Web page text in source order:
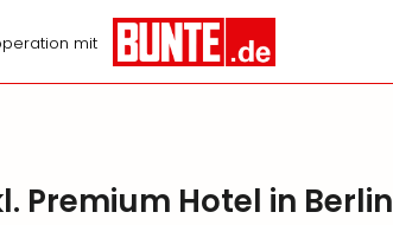
mit
Premium Hotel in Berlin